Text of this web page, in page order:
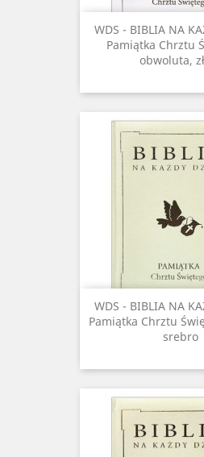
WDS - BIBLIA NA
Pamiątka Chrztu
obwoluta,
WDS - BIBLIA NA
Pamiątka Chrztu
srebro